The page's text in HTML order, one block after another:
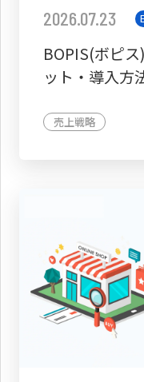
2026.07.23
BOPIS(ボピ
ット・導入方
売上戦略